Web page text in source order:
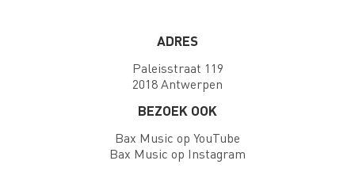
ADRES
Paleisstraat 119
2018 Antwerpen
BEZOEK OOK
Bax Music op YouTube
Bax Music op Instagram